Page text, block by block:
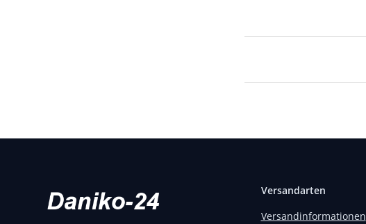
Versandarten
Versandinformationen